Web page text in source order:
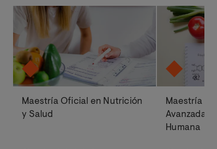
Maestría Oficial en Nutrición
y Salud
Maestría
Avanzadas
Humana